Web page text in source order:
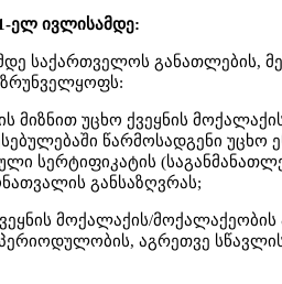
ელ ივლისამდე:
საქართველოს განათლების,
მიზნით უცხო ქვეყნის
წარმოსადგენი უცხო
სერტიფიკატის
განსაზღვრას;
მოქალაქის/მოქალაქეობის
აგრეთვე